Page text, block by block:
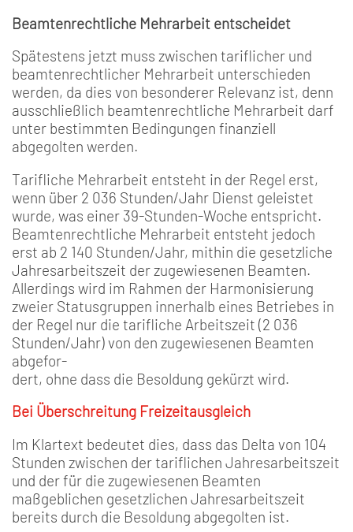
Beamtenrechtliche Mehrarbeit entscheidet
Spätestens jetzt muss zwischen tariflicher und
beamtenrechtlicher Mehrarbeit unterschieden
werden, da dies von besonderer Relevanz ist, denn
ausschließlich beamtenrechtliche Mehrarbeit darf
unter bestimmten Bedingungen finanziell
abgegolten werden.
Tarifliche Mehrarbeit entsteht in der Regel erst,
wenn über 2 036 Stunden/Jahr Dienst geleistet
wurde, was einer 39-Stunden-Woche entspricht.
Beamtenrechtliche Mehrarbeit entsteht jedoch
erst ab 2 140 Stunden/Jahr, mithin die gesetzliche
Jahresarbeitszeit der zugewiesenen Beamten.
Allerdings wird im Rahmen der Harmonisierung
zweier Statusgruppen innerhalb eines Betriebes in
der Regel nur die tarifliche Arbeitszeit (2 036
Stunden/Jahr) von den zugewiesenen Beamten
abgefor-
dert, ohne dass die Besoldung gekürzt wird.
Bei Überschreitung Freizeitausgleich
Im Klartext bedeutet dies, dass das Delta von 104
Stunden zwischen der tariflichen Jahresarbeitszeit
und der für die zugewiesenen Beamten
maßgeblichen gesetzlichen Jahresarbeitszeit
bereits durch die Besoldung abgegolten ist.